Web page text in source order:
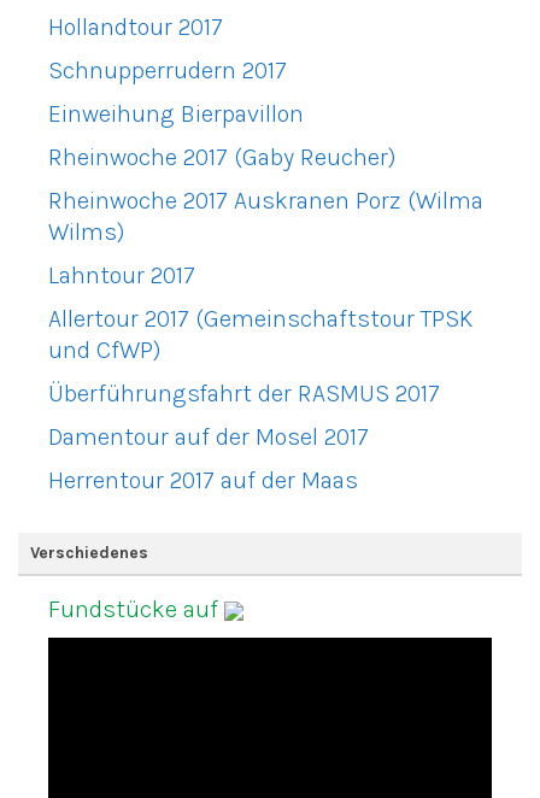
Hollandtour 2017
Schnupperrudern 2017
Einweihung Bierpavillon
Rheinwoche 2017 (Gaby Reucher)
Rheinwoche 2017 Auskranen Porz (Wilma
Wilms)
Lahntour 2017
Allertour 2017 (Gemeinschaftstour TPSK
und CfWP)
Überführungsfahrt der RASMUS 2017
Damentour auf der Mosel 2017
Herrentour 2017 auf der Maas
Verschiedenes
Fundstücke auf